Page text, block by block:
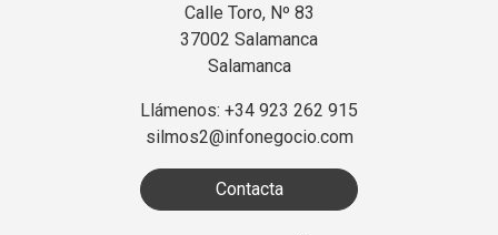
Calle Toro, Nº 83
37002 Salamanca
Salamanca
Llámenos: +34 923 262 915
silmos2@infonegocio.com
Contacta